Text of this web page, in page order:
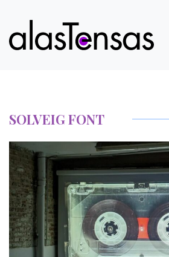
SOLVEIG FONT